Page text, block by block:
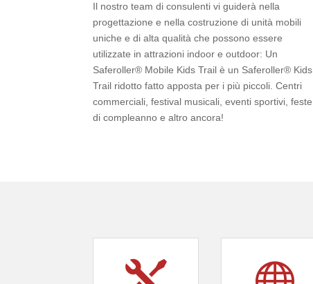
Il nostro team di consulenti vi guiderà nella
progettazione e nella costruzione di unità mobili
uniche e di alta qualità che possono essere
utilizzate in attrazioni indoor e outdoor: Un
Saferoller® Mobile Kids Trail è un Saferoller® Kids
Trail ridotto fatto apposta per i più piccoli. Centri
commerciali, festival musicali, eventi sportivi, feste
di compleanno e altro ancora!